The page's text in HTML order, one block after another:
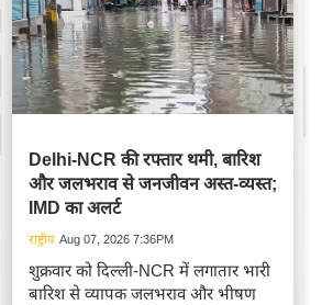
Delhi-NCR की रफ्तार थमी, बारिश
और जलभराव से जनजीवन अस्त-व्यस्त;
IMD का अलर्ट
राष्ट्रीय Aug 07, 2026 7:36PM
शुक्रवार को दिल्ली-NCR में लगातार भारी
बारिश से व्यापक जलभराव और भीषण